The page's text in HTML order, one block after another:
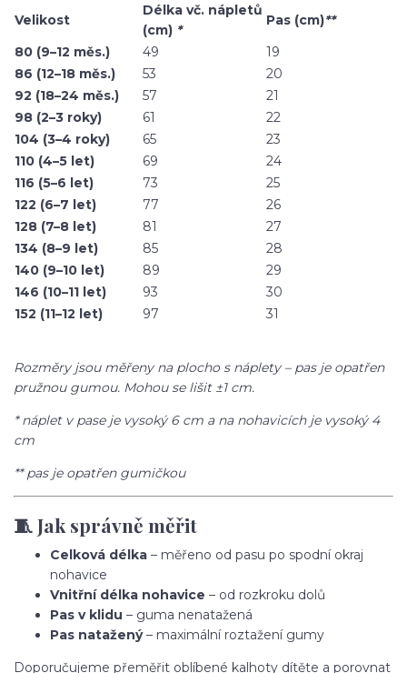
Velikost
Délka vč. nápletů
(cm) *
Pas (cm)**
80 (9–12 měs.)
49
19
86 (12–18 měs.)
53
20
92 (18–24 měs.)
57
21
98 (2–3 roky)
61
22
104 (3–4 roky)
65
23
110 (4–5 let)
69
24
116 (5–6 let)
73
25
122 (6–7 let)
77
26
128 (7–8 let)
81
27
134 (8–9 let)
85
28
140 (9–10 let)
89
29
146 (10–11 let)
93
30
152 (11–12 let)
97 31
Rozměry jsou měřeny na plocho s náplety – pas je opatřen
pružnou gumou. Mohou se lišit ±1 cm.
* náplet v pase je vysoký 6 cm a na nohavicích je vysoký 4
cm
** pas je opatřen gumičkou
🧵 Jak správně měřit
Celková délka – měřeno od pasu po spodní okraj
nohavice
Vnitřní délka nohavice – od rozkroku dolů
Pas v klidu – guma nenatažená
Pas natažený– maximální roztažení gumy
Doporučujeme přeměřit oblíbené kalhoty dítěte a porovnat